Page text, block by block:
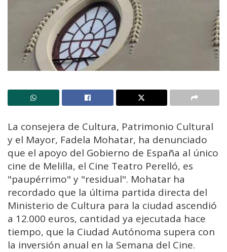
La consejera de Cultura, Patrimonio Cultural
y el Mayor, Fadela Mohatar, ha denunciado
que el apoyo del Gobierno de España al único
cine de Melilla, el Cine Teatro Perelló, es
"paupérrimo" y "residual". Mohatar ha
recordado que la última partida directa del
Ministerio de Cultura para la ciudad ascendió
a 12.000 euros, cantidad ya ejecutada hace
tiempo, que la Ciudad Autónoma supera con
la inversión anual en la Semana del Cine.